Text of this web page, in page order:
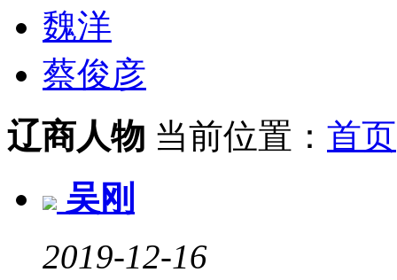
魏洋
蔡俊彦
辽商人物 当前位置： 首页
吴刚
2019-12-16